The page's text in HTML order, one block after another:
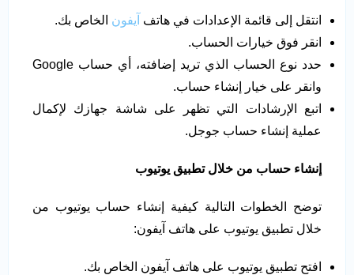
انتقل إلى قائمة الإعدادات في هاتف آيفون الخاص بك.
انقر فوق خيارات الحساب.
حدد نوع الحساب الذي تريد إضافته، أي حساب Google
وانقر على خيار إنشاء حساب.
اتبع الإرشادات التي تظهر على شاشة جهازك لإكمال
عملية إنشاء حساب جوجل.
إنشاء حساب من خلال تطبيق يوتيوب
توضح الخطوات التالية كيفية إنشاء حساب يوتيوب من
خلال تطبيق يوتيوب على هاتف آيفون:
افتح تطبيق يوتيوب على هاتف آيفون الخاص بك.